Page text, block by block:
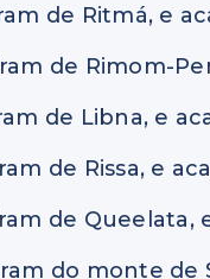
de Ritmá, e
de Rimom-
de Libna, e
de Rissa, e
de Queelata,
do monte de